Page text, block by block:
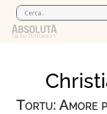
Tortu: Amore